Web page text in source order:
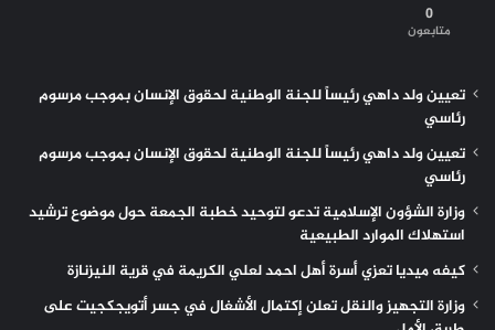
0
متابعون
تعيين ولد داهي رئيساً للجنة الوطنية لحقوق الإنسان بموجب مرسوم
رئاسي
تعيين ولد داهي رئيساً للجنة الوطنية لحقوق الإنسان بموجب مرسوم
رئاسي
وزارة الشؤون الإسلامية تدعو لتوحيد خطبة الجمعة حول موضوع ترشيد
استهلاك الموارد الطبيعية
كيفه ميديا تعزي أسرة أهل احمد لعلي الكريمة في قرية النيزنازة
وزارة التجهيز والنقل تعلن إكتمال الأشغال في جسر أتويجكجيت على